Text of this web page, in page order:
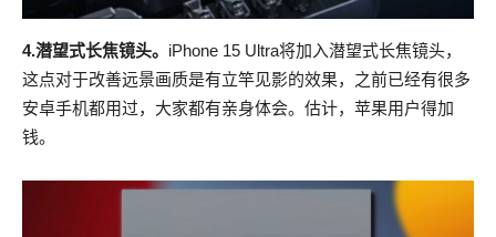
4.潜望式长焦镜头。 iPhone 15 Ultra将加入潜望式长焦镜头，
这点对于改善远景画质是有立竿见影的效果，之前已经有很多
安卓手机都用过，大家都有亲身体会。估计，苹果用户得加
钱。